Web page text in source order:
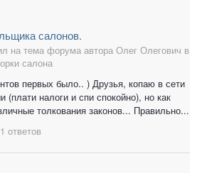
салонов.
на тема форума автора Олег Олегович в
салона
первых было.. ) Друзья, копаю в сети
(плати налоги и спи спокойно), но как
толкования законов... Правильно...
ответов